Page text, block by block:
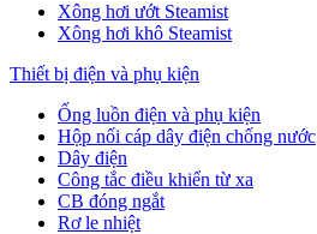
Xông hơi ướt Steamist
Xông hơi khô Steamist
Thiết bị điện và phụ kiện
Ống luồn điện và phụ kiện
Hộp nối cáp dây điện chống nước
Dây điện
Công tắc điều khiển từ xa
CB đóng ngắt
Rơ le nhiệt